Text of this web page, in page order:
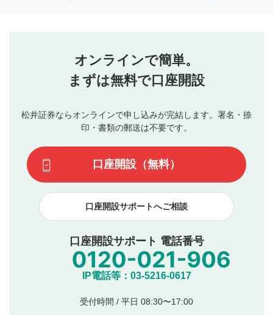
投稿するボタン
星で評価をすると投稿できます。（お名前とコメント
動画の評価
です）
行ってください。
当社は、利用者同士、もしくは利用者と第三者間のトラ
ブルによって生じた損害に対して一切の責任を負いませ
評価およびコメントは当社にて審査のうえ、掲載となり
ます。掲載されるまでに日数がかかる場合や掲載されない
てはお答えできません。各動画コンテンツへの掲載をもっ
て結果のご連絡といたします。ご了承ください。
下記の項目に該当すると判断された投稿内容は、掲載を
見合わせる場合がございます。
本動画コンテンツとは無関係の内容の投稿
他者への誹謗中傷や差別的表現投稿
公序良俗に反する内容の投稿
氏名、住所、電話番号など個人を特定できる情報の
他のサイトへの誘導や営利目的、広告・宣伝を目
他者の権利（商標、著作権、その他の知的財産
オンラインで簡単。
まずは無料で口座開設
松井証券ならオンラインで申し込みが完結します。署名・捺
印・書類の郵送は不要です。
口座開設（無料）
口座開設サポートへご相談
口座開設サポート 電話番号
IP電話等：03-5216-0617
受付時間 / 平日 08:30〜17:00